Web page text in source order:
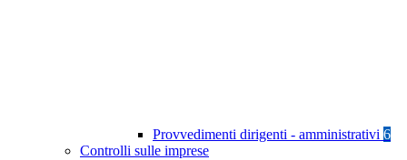
Provvedimenti dirigenti - amministrativi 6
Controlli sulle imprese